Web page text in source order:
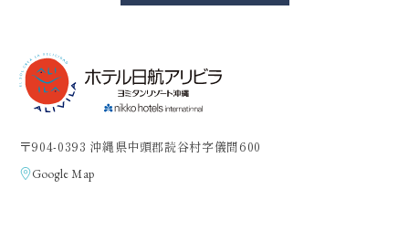
〒904-0393 沖縄県中頭郡読谷村字儀間600
Google Map